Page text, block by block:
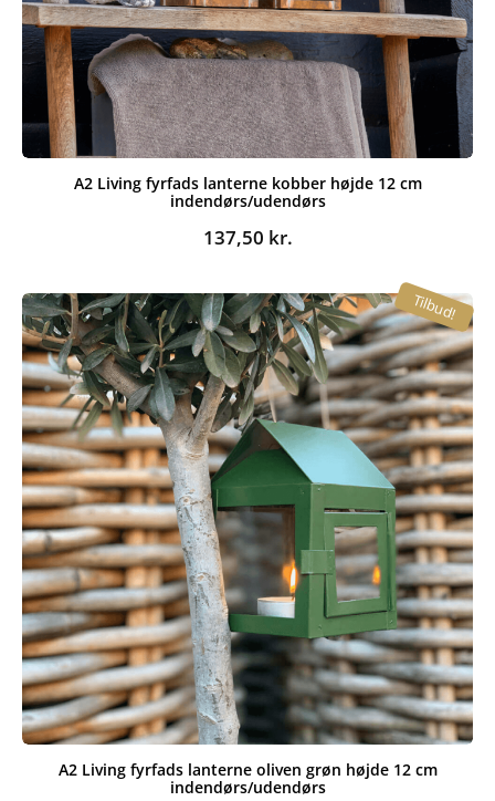
A2 Living fyrfads lanterne kobber højde 12 cm
indendørs/udendørs
137,50 kr.
Tilbud!
A2 Living fyrfads lanterne oliven grøn højde 12 cm
indendørs/udendørs